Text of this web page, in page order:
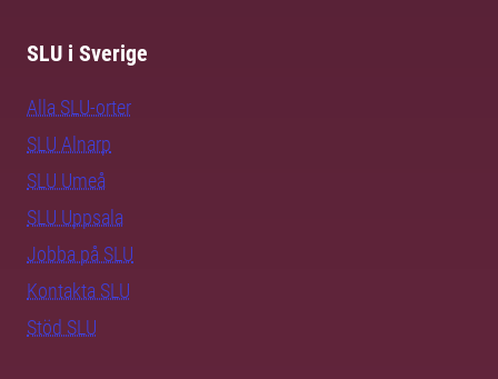
SLU i Sverige
Alla SLU-orter
SLU Alnarp
SLU Umeå
SLU Uppsala
Jobba på SLU
Kontakta SLU
Stöd SLU